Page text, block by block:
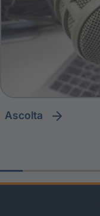
ascolta